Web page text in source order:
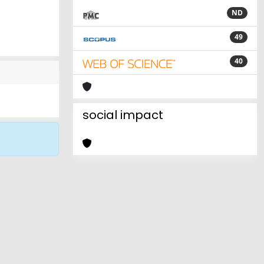
ND
49
40
social impact